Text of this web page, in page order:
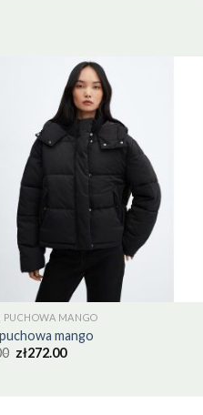
PUCHOWA MANGO
mango
zł272.00